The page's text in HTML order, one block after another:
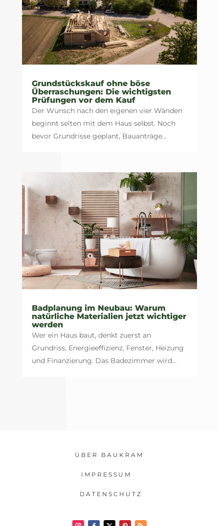
Grundstückskauf ohne böse
Überraschungen: Die wichtigsten
Prüfungen vor dem Kauf
Der Wunsch nach den eigenen vier Wänden
beginnt selten mit dem Haus selbst. Noch
bevor Grundrisse geplant, Bauanträge...
Badplanung im Neubau: Warum
natürliche Materialien jetzt wichtiger
werden
Wer ein Haus baut, denkt zuerst an
Grundriss, Energieeffizienz, Fenster, Heizung
und Finanzierung. Das Badezimmer wird...
ÜBER BAUKRAM
IMPRESSUM
DATENSCHUTZ